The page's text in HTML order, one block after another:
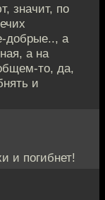
значит, по
добрые.., а
а на
то, да,
и
и погибнет!